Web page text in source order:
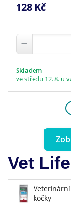
128 Kč
Skladem
ve středu 12. 8. u
Vet
kočky